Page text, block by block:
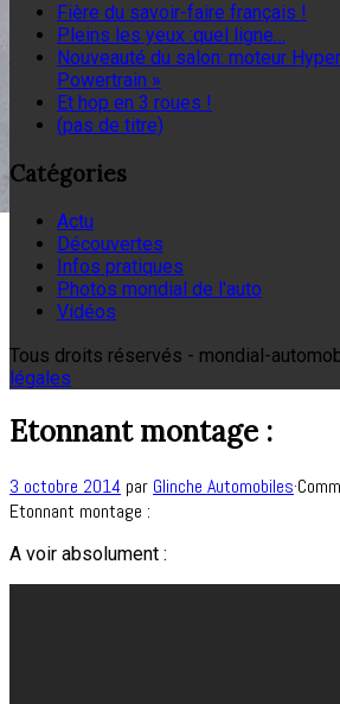
Fière du savoir-faire français !
Pleins les yeux :quel ligne…
Nouveauté du salon: moteur
Powertrain »
Et hop en 3 roues !
(pas de titre)
Catégories
Actu
Découvertes
Infos pratiques
Photos mondial de l'auto
Vidéos
Tous droits réservés - mondial-
légales
Etonnant montage :
3 octobre 2014 par Glinche Automobiles·
Etonnant montage :
A voir absolument :